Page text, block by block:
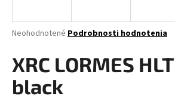
Priemerné
produktu
je
0,0
Neohodnotené Podrobnosti hodnotenia
XRC LORMES
black
j
ť
?